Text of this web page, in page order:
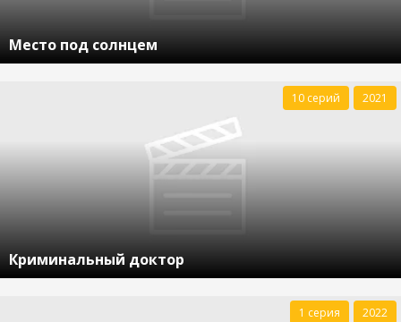
Место под солнцем
Криминальный доктор
10 серий 2021
1 серия 2022